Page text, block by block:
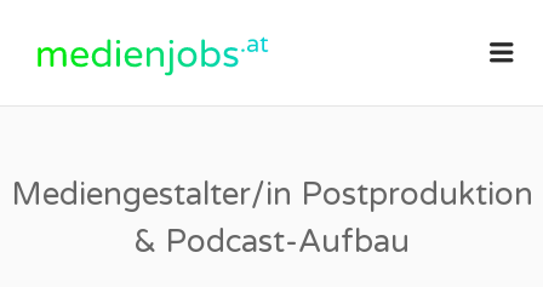
Mediengestalter/in Postproduktion
& Podcast-Aufbau